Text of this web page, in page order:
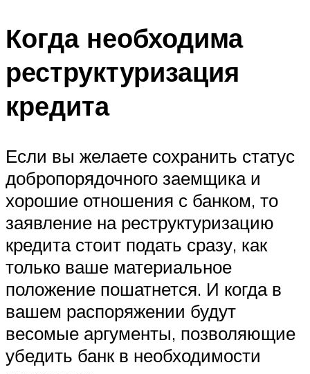
Когда необходима
реструктуризация
кредита
Если вы желаете сохранить статус
добропорядочного заемщика и
хорошие отношения с банком, то
заявление на реструктуризацию
кредита стоит подать сразу, как
только ваше материальное
положение пошатнется. И когда в
вашем распоряжении будут
весомые аргументы, позволяющие
убедить банк в необходимости